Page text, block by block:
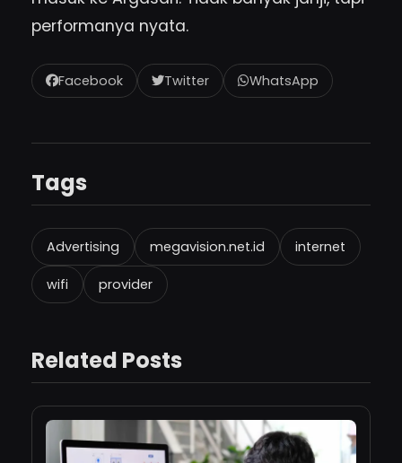
performanya nyata.
Facebook Twitter WhatsApp
Tags
Advertising megavision.net.id internet
wifi provider
Related Posts